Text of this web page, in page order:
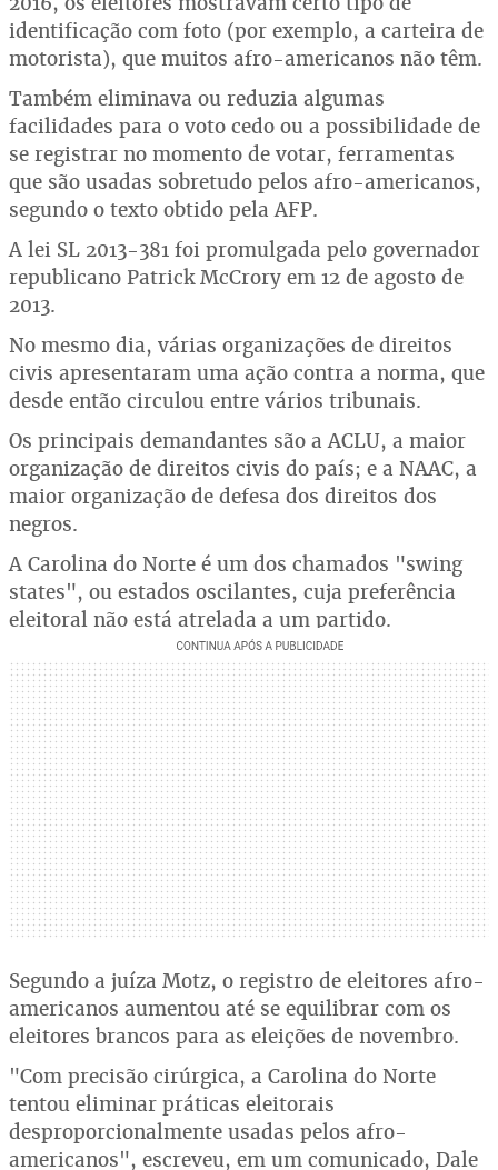
identificação com foto (por exemplo, a carteira de
motorista), que muitos afro-americanos não têm.
Também eliminava ou reduzia algumas
facilidades para o voto cedo ou a possibilidade de
se registrar no momento de votar, ferramentas
que são usadas sobretudo pelos afro-americanos,
segundo o texto obtido pela AFP.
A lei SL 2013-381 foi promulgada pelo governador
republicano Patrick McCrory em 12 de agosto de
2013.
No mesmo dia, várias organizações de direitos
civis apresentaram uma ação contra a norma, que
desde então circulou entre vários tribunais.
Os principais demandantes são a ACLU, a maior
organização de direitos civis do país; e a NAAC, a
maior organização de defesa dos direitos dos
negros.
A Carolina do Norte é um dos chamados "swing
states", ou estados oscilantes, cuja preferência
eleitoral não está atrelada a um partido.
Segundo a juíza Motz, o registro de eleitores afro-
americanos aumentou até se equilibrar com os
eleitores brancos para as eleições de novembro.
"Com precisão cirúrgica, a Carolina do Norte
tentou eliminar práticas eleitorais
desproporcionalmente usadas pelos afro-
americanos", escreveu, em um comunicado, Dale